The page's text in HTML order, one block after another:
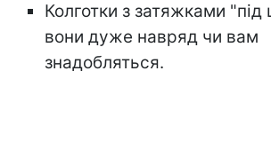
Колготки з затяжками "під
вони дуже навряд чи вам
знадобляться.